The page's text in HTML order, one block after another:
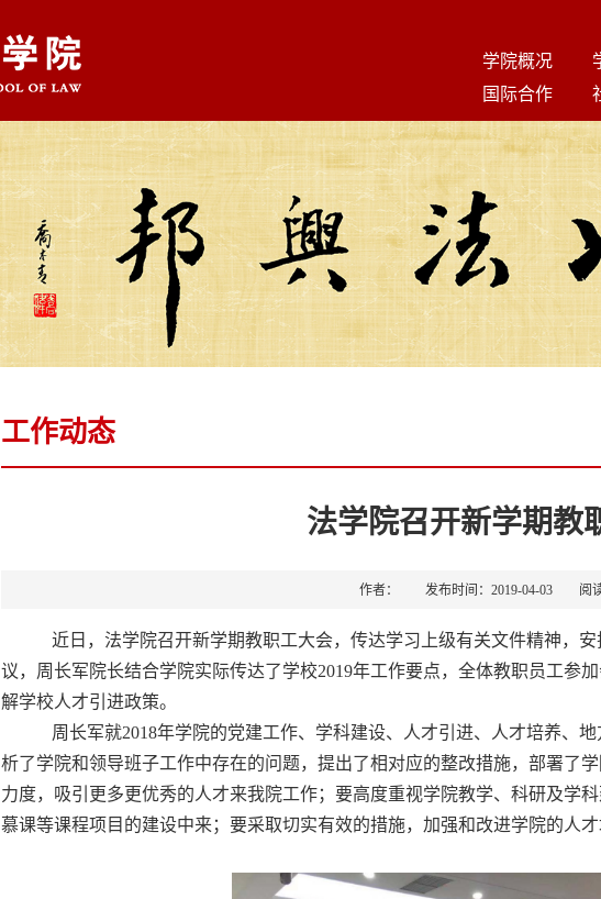
学院概况
国际合作
工作动态
法学院召开新学期教
作者： 发布时间：2019-04-03 阅读
近日，法学院召开新学期教职工大会，传达学习上级有关文件精神，
议，周长军院长结合学院实际传达了学校2019年工作要点，全体教职员工参
解学校人才引进政策。
周长军就2018年学院的党建工作、学科建设、人才引进、人才培养、
析了学院和领导班子工作中存在的问题，提出了相对应的整改措施，部署了
力度，吸引更多更优秀的人才来我院工作；要高度重视学院教学、科研及学
慕课等课程项目的建设中来；要采取切实有效的措施，加强和改进学院的人才